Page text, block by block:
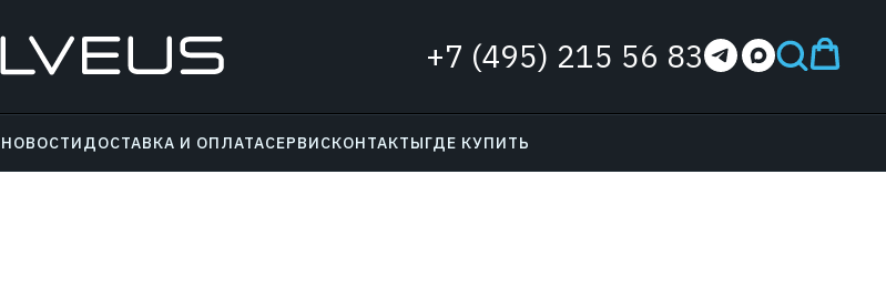
+7 (495) 215 56 83
НОВОСТИДОСТАВКА И ОПЛАТАСЕРВИСКОНТАКТЫГДЕ КУПИТЬ